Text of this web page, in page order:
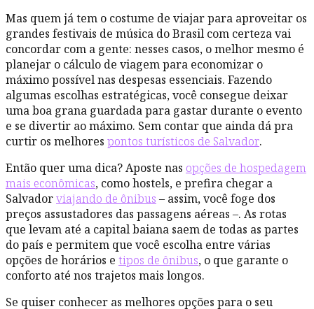
Mas quem já tem o costume de viajar para aproveitar os
grandes festivais de música do Brasil com certeza vai
concordar com a gente: nesses casos, o melhor mesmo é
planejar o cálculo de viagem para economizar o
máximo possível nas despesas essenciais. Fazendo
algumas escolhas estratégicas, você consegue deixar
uma boa grana guardada para gastar durante o evento
e se divertir ao máximo. Sem contar que ainda dá pra
curtir os melhores pontos turísticos de Salvador.
Então quer uma dica? Aposte nas opções de hospedagem
mais econômicas, como hostels, e prefira chegar a
Salvadorviajando de ônibus – assim, você foge dos
preços assustadores das passagens aéreas –. As rotas
que levam até a capital baiana saem de todas as partes
do país e permitem que você escolha entre várias
opções de horários e tipos de ônibus, o que garante o
conforto até nos trajetos mais longos.
Se quiser conhecer as melhores opções para o seu